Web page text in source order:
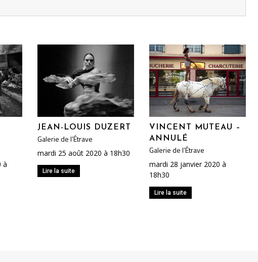
à
JEAN-LOUIS DUZERT
Galerie de l’Étrave
mardi 25 août 2020 à 18h30
Lire la suite
VINCENT MUTEAU –
ANNULÉ
Galerie de l’Étrave
mardi 28 janvier 2020 à
18h30
Lire la suite